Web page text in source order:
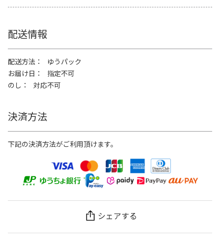
配送情報
配送方法
ゆうパック
お届け日
指定不可
のし
対応不可
決済方法
下記の決済方法がご利用頂けます。
シェアする